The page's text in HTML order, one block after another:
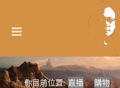
你目前位置:直播 購物